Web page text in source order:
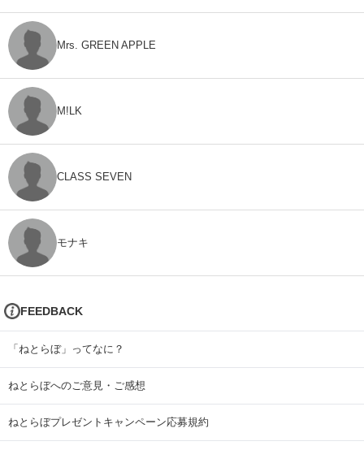
Mrs. GREEN APPLE
M!LK
CLASS SEVEN
モナキ
FEEDBACK
「ねとらぼ」ってなに？
ねとらぼへのご意見・ご感想
ねとらぼプレゼントキャンペーン応募規約